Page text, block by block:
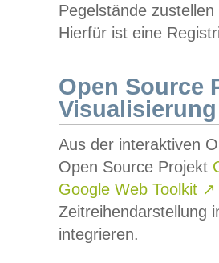
Pegelstände
Hierfür ist eine
Open Source
Visualisierung
Aus der interaktiven
Open Source Projekt
Google Web Toolkit ↗
Zeitreihendarstellung
integrieren.